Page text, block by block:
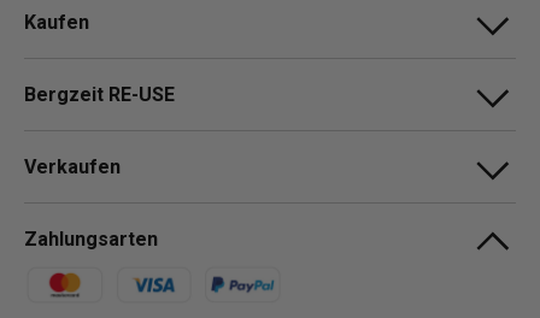
Kaufen
Bergzeit RE-USE
Verkaufen
Zahlungsarten
Zahlungsmethoden